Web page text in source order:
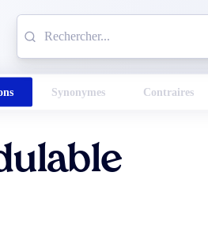
Synonymes Contraires